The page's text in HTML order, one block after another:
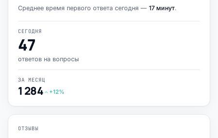
Среднее время первого ответа сегодня — 17 минут.
СЕГОДНЯ
47
ответов на вопросы
ЗА МЕСЯЦ
1 284 +12%
ОТЗЫВЫ